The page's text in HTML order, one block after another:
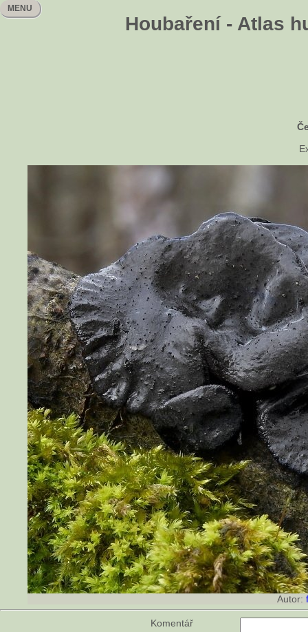
Houbaření - Atlas
MENU
Autor:
Komentář